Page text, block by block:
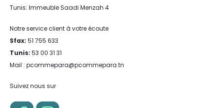
Tunis: Immeuble Saadi Menzah 4
Notre service client à votre écoute
Sfax: 51 755 633
Tunis: 53 00 31 31
Mail : pcommepara@pcommepara.tn
Suivez nous sur